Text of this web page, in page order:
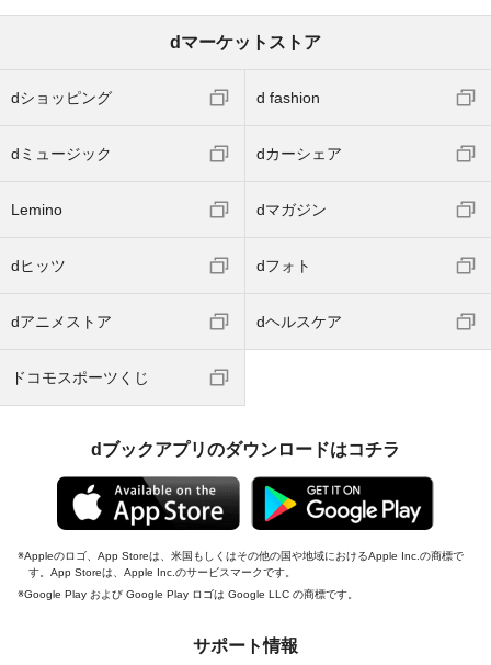
dマーケットストア
dショッピング d fashion
dミュージック dカーシェア
Lemino dマガジン
dヒッツ dフォト
dアニメストア dヘルスケア
ドコモスポーツくじ
dブックアプリのダウンロードはコチラ
Appleのロゴ、App Storeは、米国もしくはその他の国や地域におけるApple Inc.の商標で
す。App Storeは、Apple Inc.のサービスマークです。
Google Play および Google Play ロゴは Google LLC の商標です。
サポート情報